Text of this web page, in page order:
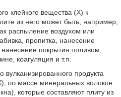
клейкого вещества (X) к
из него может быть, например,
распыление воздухом или
пропитка, нанесение
покрытия поливом,
коагуляция и т.п.
продукта
по массе минеральных волокон
которые составляют плиту из